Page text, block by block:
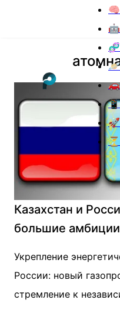
Казахстан и
большие
Укрепление
России: новый
стремление к